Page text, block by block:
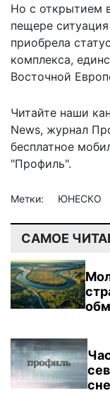
Но с открытием
пещере
приобрела
комплекса,
Восточной
Читайте наши
News, журнал
бесплатное
"Профиль".
Метки: ЮНЕСКО
САМОЕ